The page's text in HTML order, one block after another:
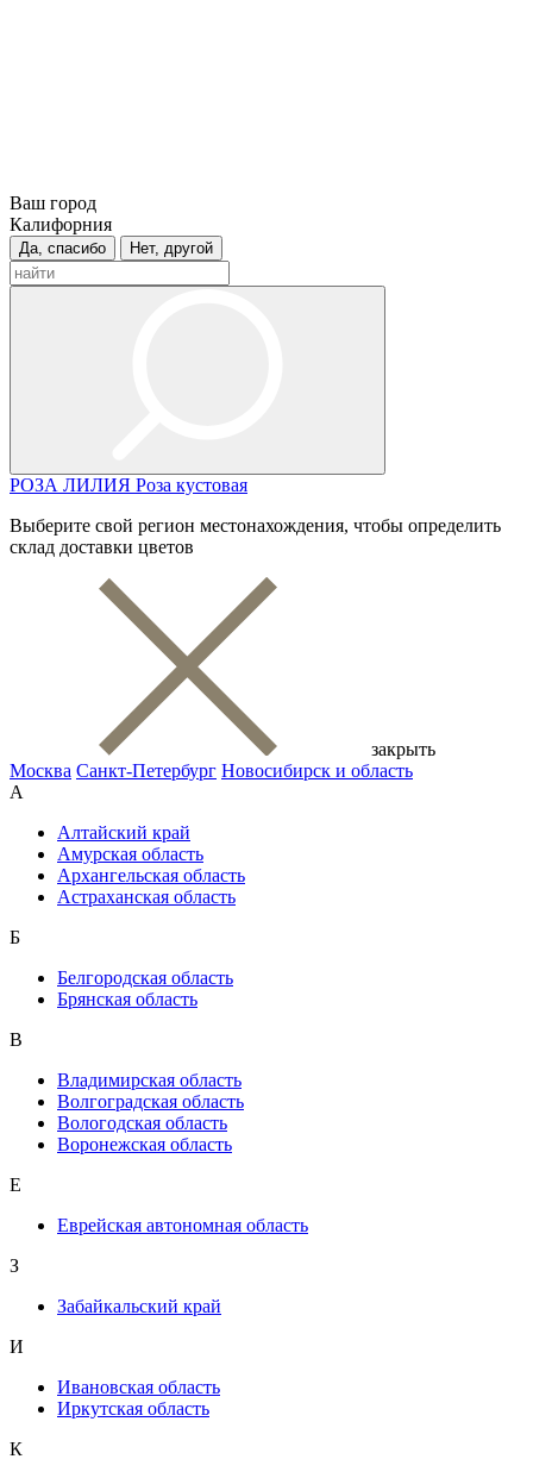
Ваш город
Калифорния
Да, спасибо Нет, другой
РОЗА ЛИЛИЯ Роза кустовая
Выберите свой регион местонахождения, чтобы определить
склад доставки цветов
закрыть
Москва Санкт-Петербург Новосибирск и область
А
Алтайский край
Амурская область
Архангельская область
Астраханская область
Б
Белгородская область
Брянская область
В
Владимирская область
Волгоградская область
Вологодская область
Воронежская область
Е
Еврейская автономная область
З
Забайкальский край
И
Ивановская область
Иркутская область
К